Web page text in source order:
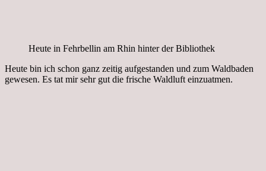
Heute in Fehrbellin am Rhin hinter der Bibliothek
Heute bin ich schon ganz zeitig aufgestanden und zum Waldbaden
gewesen. Es tat mir sehr gut die frische Waldluft einzuatmen.